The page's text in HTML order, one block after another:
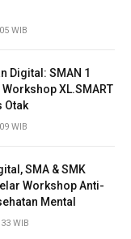
WIB
Digital: SMAN 1
XL.SMART
Otak
WIB
SMA & SMK
Workshop Anti-
Mental
WIB